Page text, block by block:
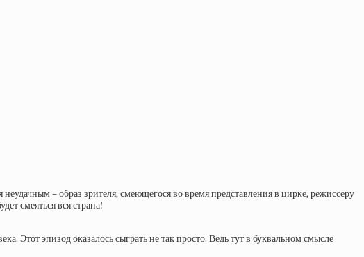
– образ зрителя, смеющегося во время представления в цирке, режиссеру
смеяться вся страна!
Этот эпизод оказалось сыграть не так просто. Ведь тут в буквальном смысле